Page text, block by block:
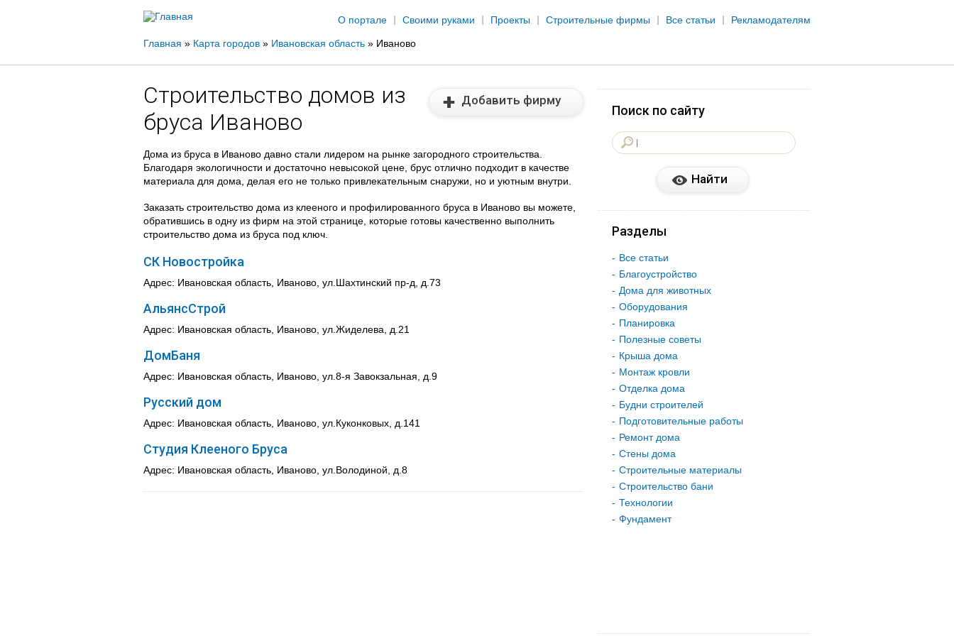
О портале
Своими руками Проекты Строительные фирмы Все статьи Рекламодателям
Вы
здесь
Главная » Карта городов » Ивановская область » Иваново
Строительство домов из
бруса Иваново
Добавить фирму
Дома из бруса в Иваново давно стали лидером на рынке загородного строительства.
Благодаря экологичности и достаточно невысокой цене, брус отлично подходит в качестве
материала для дома, делая его не только привлекательным снаружи, но и уютным внутри.
Заказать строительство дома из клееного и профилированного бруса в Иваново вы можете,
обратившись в одну из фирм на этой странице, которые готовы качественно выполнить
строительство дома из бруса под ключ.
СК Новостройка
Адрес: Ивановская область, Иваново, ул.Шахтинский пр-д, д.73
АльянсСтрой
Адрес: Ивановская область, Иваново, ул.Жиделева, д.21
ДомБаня
Адрес: Ивановская область, Иваново, ул.8-я Завокзальная, д.9
Русский дом
Адрес: Ивановская область, Иваново, ул.Куконковых, д.141
Студия Клееного Бруса
Адрес: Ивановская область, Иваново, ул.Володиной, д.8
Поиск по сайту
Разделы
Все статьи
Благоустройство
Дома для животных
Оборудования
Планировка
Полезные советы
Крыша дома
Монтаж кровли
Отделка дома
Будни строителей
Подготовительные работы
Ремонт дома
Стены дома
Строительные материалы
Строительство бани
Технологии
Фундамент